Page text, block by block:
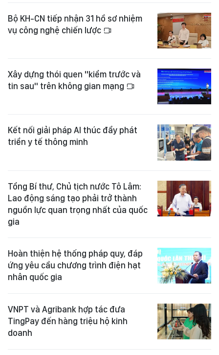
Bộ KH-CN tiếp nhận 31 hồ sơ nhiệm
vụ công nghệ chiến lược
Xây dựng thói quen "kiểm trước và
tin sau" trên không gian mạng
Kết nối giải pháp AI thúc đẩy phát
triển y tế thông minh
Tổng Bí thư, Chủ tịch nước Tô Lâm:
Lao động sáng tạo phải trở thành
nguồn lực quan trọng nhất của quốc
gia
Hoàn thiện hệ thống pháp quy, đáp
ứng yêu cầu chương trình điện hạt
nhân quốc gia
VNPT và Agribank hợp tác đưa
TingPay đến hàng triệu hộ kinh
doanh